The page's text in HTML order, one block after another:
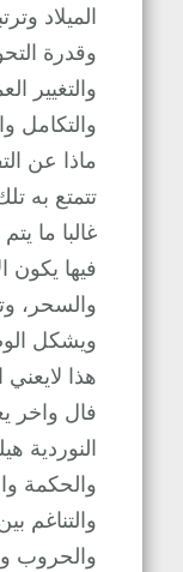
الميلاد
وقدرة
والتغيير
والتكامل
ماذا عن
تتمتع به
غالبا ما
فيها يكون
والسحر،
ويشكل
هذا
فال واخر
النوردية
والحكمة
والتناغم
والحروب